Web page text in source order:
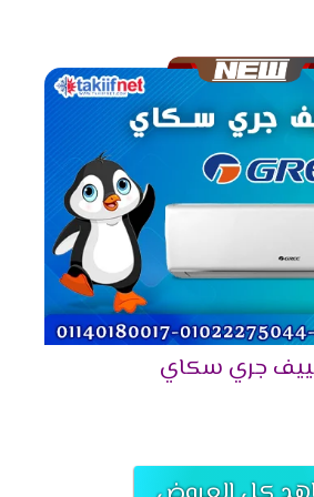
الكهرباء ويقوم بحفظ جميع الخواص
حتى يتم تشغيلها مع الجهاز .
فى توجيه الهواء
على أجهزة جرى المزوده بخاصية توجيه
الغرفه يدويا أعلى وأسفل المكان
متوافر بشكل جيد ونجد جميع
فى المكان مستمتعين بوقتهم
عن الاجهزة التى توجد فى الاسواق .
تكييف تكييف
على شكل جديد يتناسب مع
جري سكاي